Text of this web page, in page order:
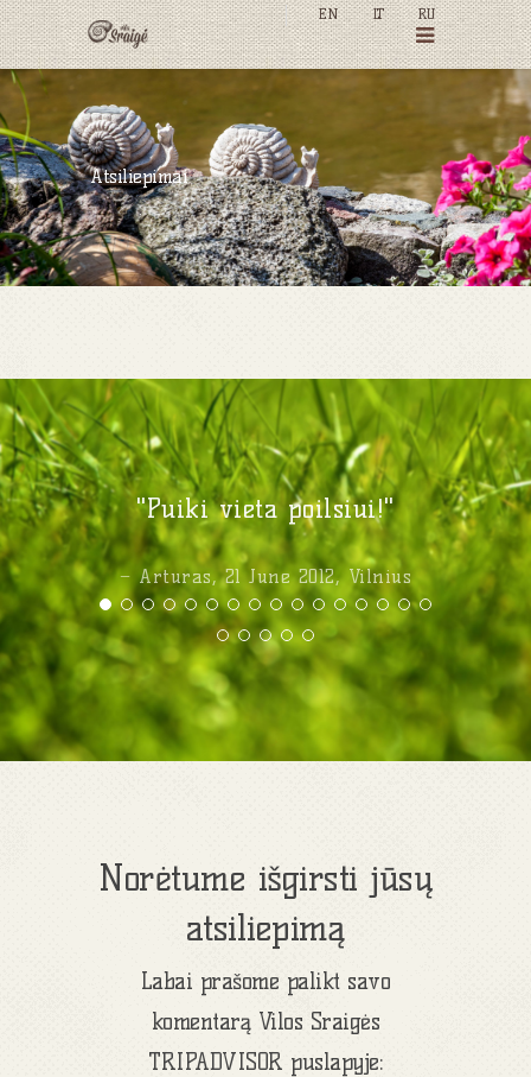
EN LT RU
Atsiliepimai
"Puiki vieta poilsiui!"
− Arturas, 21 June 2012, Vilnius
Norėtume išgirsti jūsų
atsiliepimą
Labai prašome palikt savo
komentarą Vilos Sraigės
TRIPADVISOR puslapyje: